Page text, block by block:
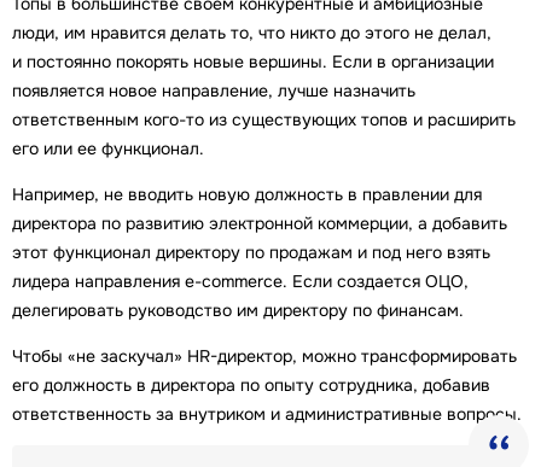
люди, им нравится делать то, что никто до этого не делал,
и постоянно покорять новые вершины. Если в организации
появляется новое направление, лучше назначить
ответственным кого-то из существующих топов и расширить
его или ее функционал.
Например, не вводить новую должность в правлении для
директора по развитию электронной коммерции, а добавить
этот функционал директору по продажам и под него взять
лидера направления e-commerce. Если создается ОЦО,
делегировать руководство им директору по финансам.
Чтобы «не заскучал» HR-директор, можно трансформировать
его должность в директора по опыту сотрудника, добавив
ответственность за внутриком и административные вопросы.